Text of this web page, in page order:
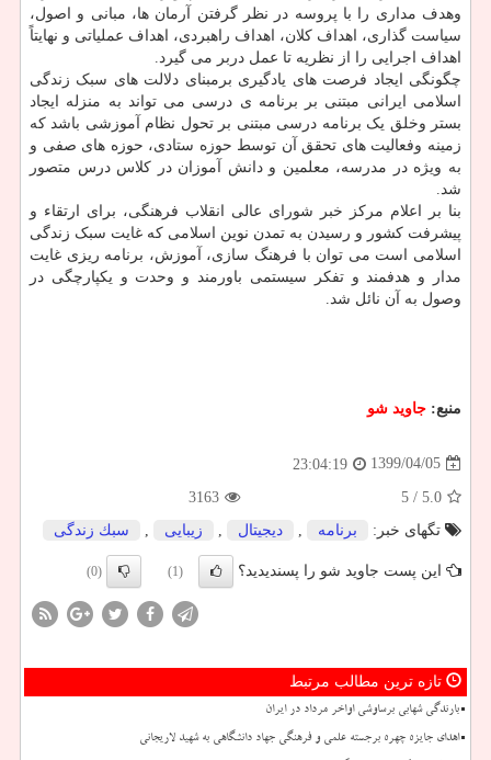
وهدف مداری را با پروسه در نظر گرفتن آرمان ها، مبانی و اصول،
سیاست گذاری، اهداف کلان، اهداف راهبردی، اهداف عملیاتی و نهایتاً
اهداف اجرایی را از نظریه تا عمل دربر می گیرد.
چگونگی ایجاد فرصت های یادگیری برمبنای دلالت های سبک زندگی
اسلامی ایرانی مبتنی بر برنامه ی درسی می تواند به منزله ایجاد
بستر وخلق یک برنامه درسی مبتنی بر تحول نظام آموزشی باشد که
زمینه وفعالیت های تحقق آن توسط حوزه ستادی، حوزه های صفی و
به ویژه در مدرسه، معلمین و دانش آموزان در کلاس درس متصور
شد.
بنا بر اعلام مرکز خبر شورای عالی انقلاب فرهنگی، برای ارتقاء و
پیشرفت کشور و رسیدن به تمدن نوین اسلامی که غایت سبک زندگی
اسلامی است می توان با فرهنگ سازی، آموزش، برنامه ریزی غایت
مدار و هدفمند و تفکر سیستمی باورمند و وحدت و یکپارچگی در
وصول به آن نائل شد.
منبع: جاوید شو
1399/04/05
23:04:19
5.0
/ 5
3163
تگهای خبر:
برنامه , دیجیتال , زیبایی , سبك زندگی
این پست جاوید شو را پسندیدید؟ (1)
(0)
تازه ترین مطالب مرتبط
بارندگی شهابی برساوشی اواخر مرداد در ایران
اهدای جایزه چهره برجسته علمی و فرهنگی جهاد دانشگاهی به شهید لاریجانی